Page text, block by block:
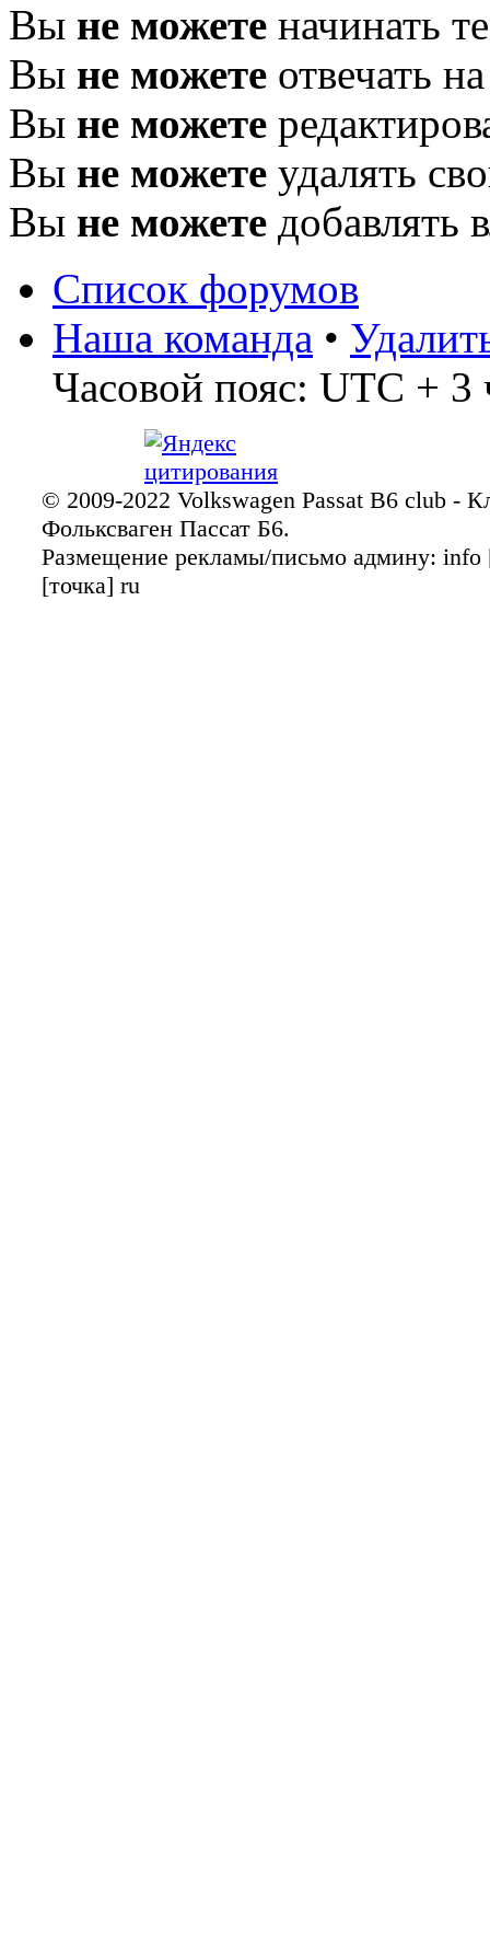
Вы не можете начинать
Вы не можете отвечать
Вы не можете
Вы не можете удалять
Вы не можете добавлять
Список форумов
Наша команда •
Часовой пояс: UTC + 3
© 2009-2022 Volkswagen Passat B6 club -
Фольксваген Пассат Б6.
Размещение рекламы/письмо админу: info
[точка] ru